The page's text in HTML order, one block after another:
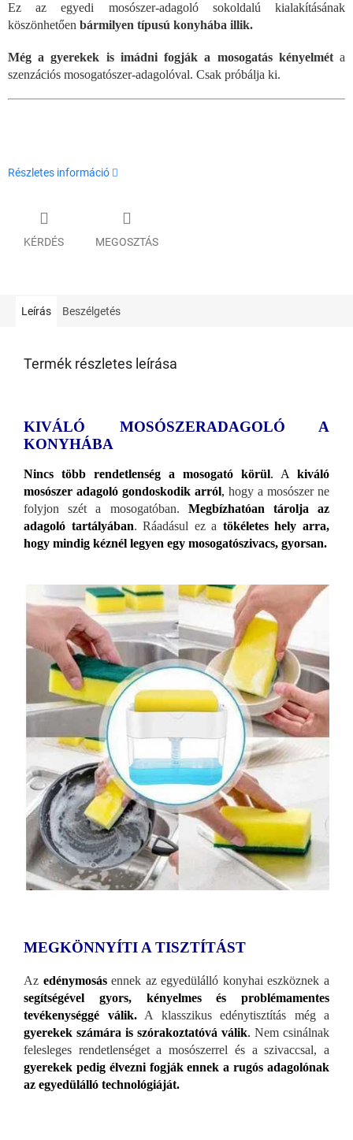
Ez az egyedi mosószer-adagoló sokoldalú kialakításának
köszönhetően bármilyen típusú konyhába illik.
Még a gyerekek is imádni fogják a mosogatás kényelméta
szenzációs mosogatószer-adagolóval. Csak próbálja ki.
Részletes információ
KÉRDÉS MEGOSZTÁS
Leírás Beszélgetés
Termék részletes leírása
KIVÁLÓ MOSÓSZERADAGOLÓ A
KONYHÁBA
Nincs több rendetlenség a mosogató körül. A kiváló
mosószer adagoló gondoskodik arról, hogy a mosószer ne
folyjon szét a mosogatóban. Megbízhatóan tárolja az
adagoló tartályában. Ráadásul ez a tökéletes hely arra,
hogy mindig kéznél legyen egy mosogatószivacs, gyorsan.
MEGKÖNNYÍTI A TISZTÍTÁST
Az edénymosásennek az egyedülálló konyhai eszköznek a
segítségével gyors, kényelmes és problémamentes
tevékenységgé válik.A klasszikus edénytisztítás még a
gyerekek számára is szórakoztatóvá válik. Nem csinálnak
felesleges rendetlenséget a mosószerrel és a szivaccsal, a
gyerekek pedig élvezni fogják ennek a rugós adagolónak
az egyedülálló technológiáját.